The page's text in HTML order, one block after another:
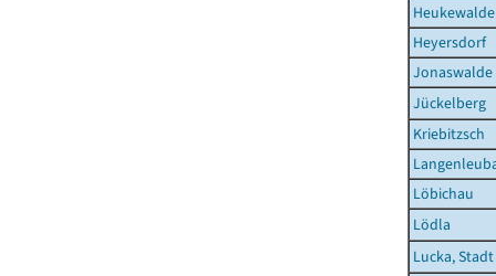
Heukewalde
Heyersdorf
Jonaswalde
Jückelberg
Kriebitzsch
Löbichau
Lödla
Lucka, Stadt